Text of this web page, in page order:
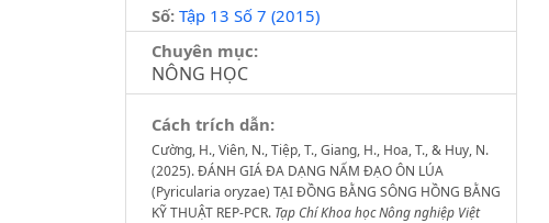
Số: Tập 13 Số 7 (2015)
Chuyên mục:
NÔNG HỌC
Cách trích dẫn:
Cường, H., Viên, N., Tiệp, T., Giang, H., Hoa, T., & Huy, N.
(2025). ĐÁNH GIÁ ĐA DẠNG NẤM ĐẠO ÔN LÚA
(Pyricularia oryzae) TẠI ĐỒNG BẰNG SÔNG HỒNG BẰNG
KỸ THUẬT REP-PCR. Tạp Chí Khoa học Nông nghiệp Việt